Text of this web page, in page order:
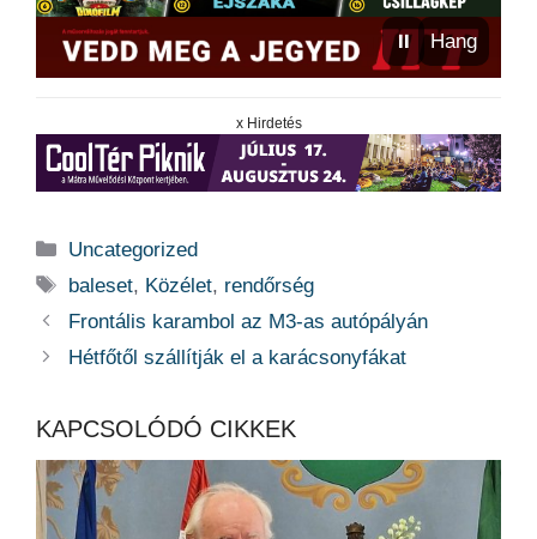
⏸ Hang
x Hirdetés
Kategória
Uncategorized
Címkék
baleset, Közélet, rendőrség
Frontális karambol az M3-as autópályán
Hétfőtől szállítják el a karácsonyfákat
KAPCSOLÓDÓ CIKKEK